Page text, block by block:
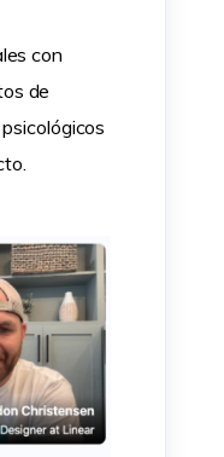
con
de